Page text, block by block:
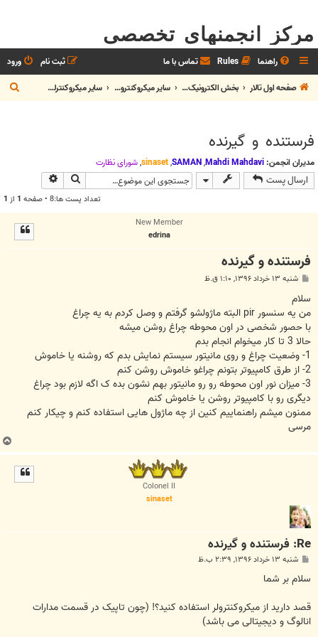
مرکز انجمنهای تخصصی
راهنما Rules تماس با ما ورود
ثبت نام
صفحه اول تالار
بخش الکترونيک و رباتیک سایر میکروکنترولرها و پردازنده‌ها سایر میکروکنترلرها
س
فرستنده و گیرنده
مدیران انجمن: Mahdi Mahdavi
,
SAMAN
,
sinaset
,شوراي نظارت
ارسال پست جستجو
تعداد پست ها:8 • صفحه 1 از 1
New Member
edrina
فرستنده و گیرنده
ت
شنبه ۱۳ خرداد ۱۳۹۶, ۱:۱۰ ق.ظ
سلام
من یه سنسور pir البته ماژولشو گرفتم و وصل کردم به یه چراغ
با حصور شخصی در اون محوطه چراغ روشن میشه
حالا 3 تا کار میخوام انجام بدم
1- وضعیت چراغ و روی مانیتور سیستم نمایش بدم که روشنه یا خاموش
2- از طرق کامپیوتر بتونم چراغو خاموش روشن کنم
3- میزان نور اون محوطه رو رو مانیتور بهم نشون بده ک اگه لازم بود چراغ
دیگری رو با کامپیوتر روشن یا خاموش کنم
ممنون میشم راهنماییم کنین از چه ماژول هایی استفاده کنم و چیکار کنم
مرسی
Colonel II
sinaset
Re: فرستنده و گیرنده
ت
شنبه ۱۳ خرداد ۱۳۹۶, ۲:۳۹ ب.ظ
سلام بر شما
قصد دارید از میکروکنترولر استفاده کنید؟! (چون تاپیک در قسمت مدارات
انالوگ و دیجیتالی می باشد)